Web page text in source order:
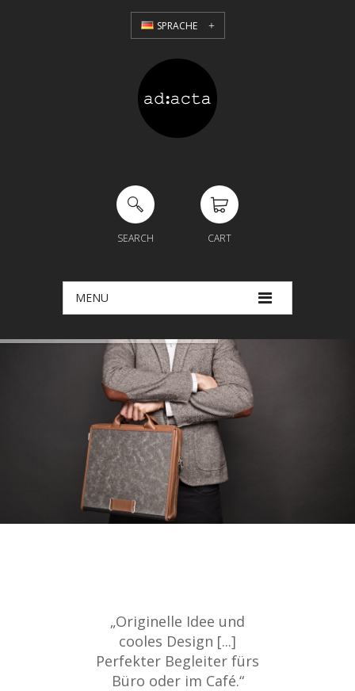
SPRACHE
SEARCH CART
MENU
„Originelle Idee und
cooles Design [...]
Perfekter Begleiter fürs
Büro oder im Café.“